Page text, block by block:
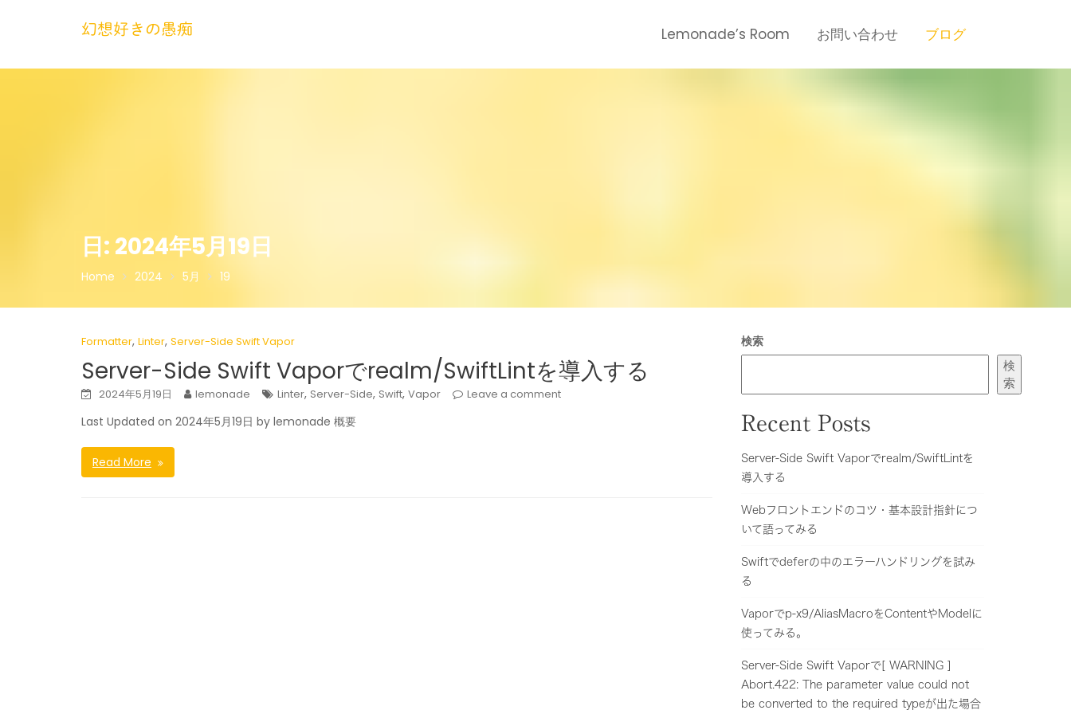
幻想好きの愚痴 Lemonade’s Room お問い合わせ ブログ
日: 2024年5月19日
Home 2024 5月 19
Formatter, Linter, Server-Side Swift Vapor
Server-Side Swift Vaporでrealm/SwiftLintを導入する
2024年5月19日 lemonade Linter, Server-Side, Swift, Vapor Leave a comment
Last Updated on 2024年5月19日 by lemonade 概要
Read More
検索
検
索
Recent Posts
Server-Side Swift Vaporでrealm/SwiftLintを
導入する
Webフロントエンドのコツ・基本設計指針につ
いて語ってみる
Swiftでdeferの中のエラーハンドリングを試み
る
Vaporでp-x9/AliasMacroをContentやModelに
使ってみる。
Server-Side Swift Vaporで[ WARNING ]
Abort.422: The parameter value could not
be converted to the required typeが出た場合